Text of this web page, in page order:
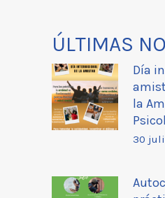
ÚLTIMAS
Día
la
30